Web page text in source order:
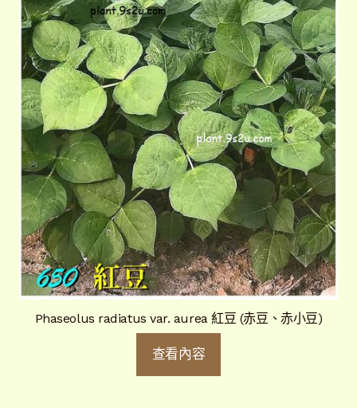
Phaseolus radiatus var. aurea 紅豆 (赤豆、赤小豆)
查看內容